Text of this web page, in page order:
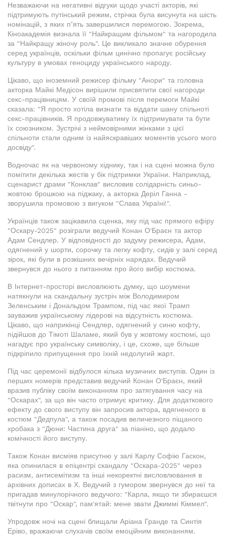
Незважаючи на негативні відгуки щодо участі акторів, які
підтримують путінський режим, стрічка була висунута на шість
номінацій, з яких п’ять завершилися перемогою. Зокрема,
Кіноакадемія визнала її "Найкращим фільмом" та нагородила
за "Найкращу жіночу роль". Це викликало значне обурення
серед українців, оскільки фільм цинічно пропагує російську
культуру в умовах геноциду українського народу.
Цікаво, що іноземний режисер фільму "Анори" та головна
акторка Майкі Медісон вирішили присвятити свої нагороди
секс-працівницям. У своїй промові після перемоги Майкі
сказала: "Я просто хотіла визнати та віддати шану спільноті
секс-працівників. Я продовжуватиму їх підтримувати та бути
їх союзником. Зустрічі з неймовірними жінками з цієї
спільноти стали одним із найяскравіших моментів усього мого
досвіду".
Водночас як на червоному хіднику, так і на сцені можна було
помітити декілька жестів у бік підтримки України. Наприклад,
сценарист драми "Конклав" висловив солідарність синьо-
жовтою брошкою на піджаку, а акторка Деріл Ганна -
зворушила промовою з вигуком "Слава Україні!".
Українців також зацікавила сценка, яку під час прямого ефіру
"Оскару-2025" розіграли ведучий Конан О'Браєн та актор
Адам Сендлер. У відповідності до задуму режисера, Адам,
одягнений у шорти, сорочку та легку кофту, сидів у залі серед
зірок, які були в розкішних вечірніх нарядах. Ведучий
звернувся до нього з питанням про його вибір костюма.
В Інтернет-просторі висловлюють думку, що шоумени
натякнули на скандальну зустріч між Володимиром
Зеленським і Дональдом Трампом, під час якої Трамп
зауважив українському лідерові на відсутність костюма.
Цікаво, що наприкінці Сендлер, одягнений у синю кофту,
підійшов до Тімоті Шаламе, який був у жовтому костюмі, що
нагадує про українську символіку, і це, схоже, ще більше
підкріпило припущення про їхній недолугий жарт.
Під час церемонії відбулося кілька музичних виступів. Один із
перших номерів представив ведучий Конан О'Браєн, який
вразив публіку своїм виконанням про затягування часу на
"Оскарах", за що він часто отримує критику. Для додаткового
ефекту до свого виступу він запросив актора, вдягненого в
костюм "Дедпула", а також посадив величезного піщаного
хробака з "Дюни: Частина друга" за піаніно, що додало
комічності його виступу.
Також Конан висміяв присутню у залі Карлу Софію Гаскон,
яка опинилася в епіцентрі скандалу "Оскара-2025" через
расизм, антисемітизм та інші некоректні висловлювання в
архівних дописах в Х. Ведучий з гумором звернувся до неї та
пригадав минулорічного ведучого: "Карла, якщо ти збираєшся
твітнути про "Оскар", пам'ятай: мене звати Джиммі Кіммел".
Упродовж ночі на сцені блищали Аріана Гранде та Синтія
Еріво, вражаючи слухачів своїм емоційним виконанням.